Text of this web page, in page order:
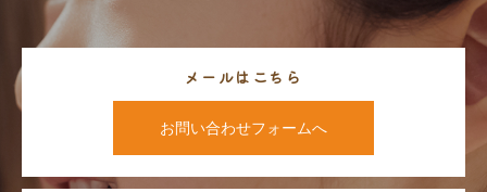
メールはこちら
お問い合わせフォームへ